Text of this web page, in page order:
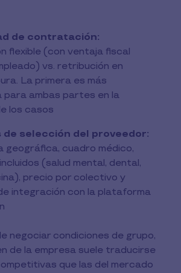
de contratación:
flexible (con ventaja fiscal
vs. retribución en
La primera es más
para ambas partes en la
los casos
de selección del proveedor:
geográfica, cuadro médico,
(salud mental, dental,
precio por colectivo y
integración con la plataforma
negociar condiciones de grupo,
de la empresa suele traducirse
que las del mercado